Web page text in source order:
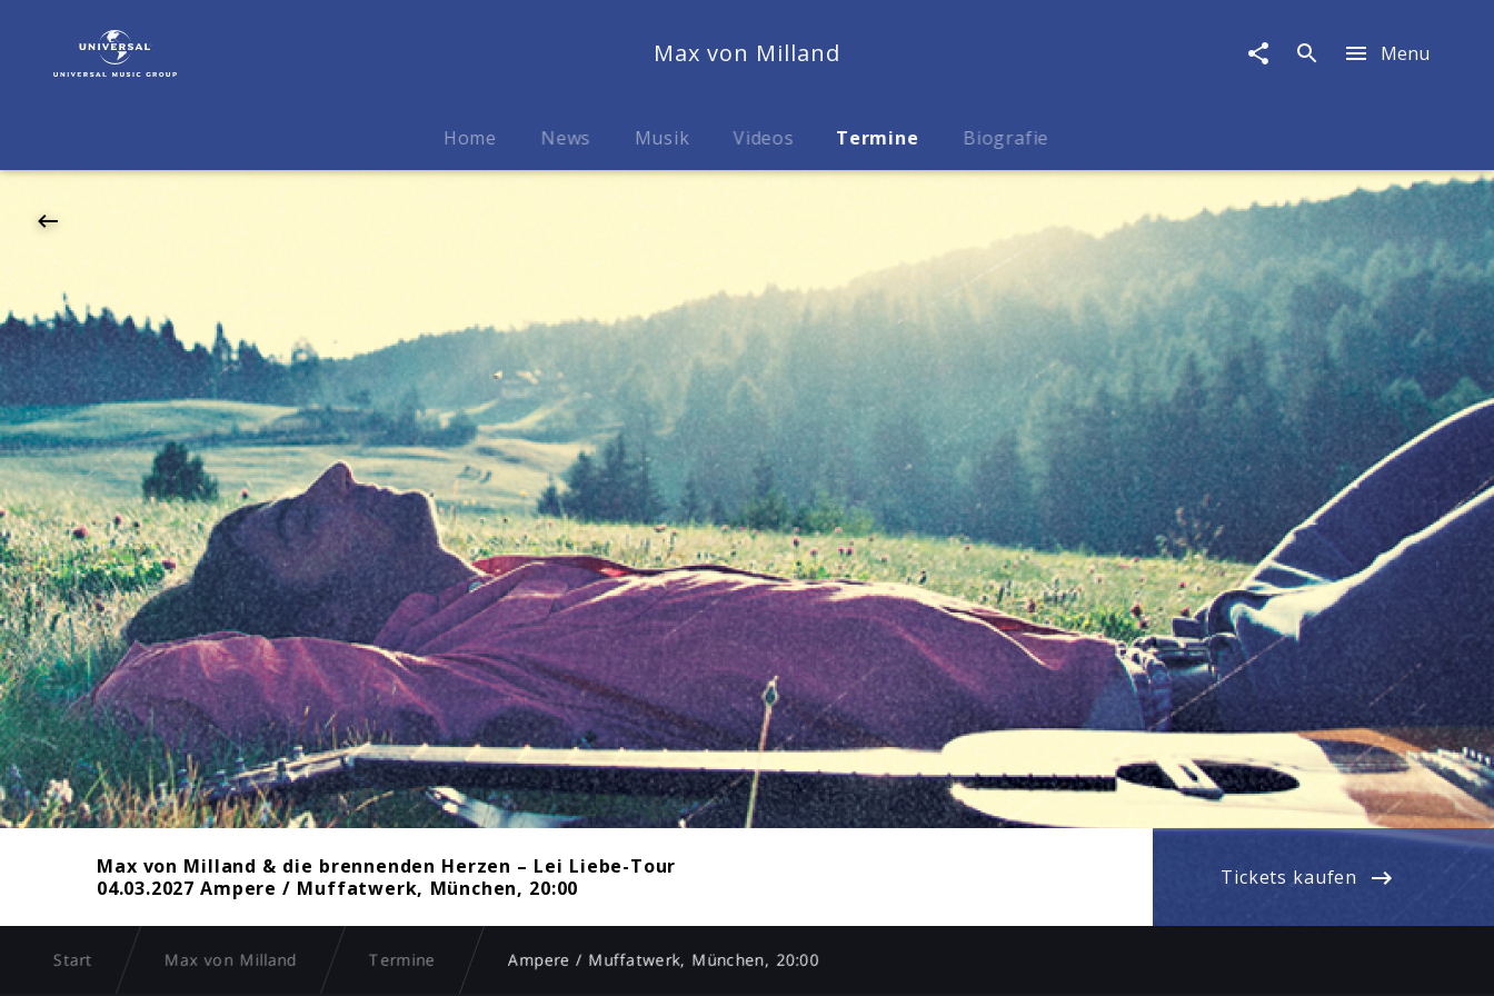
Milland
/
München,
Max von Milland Menu
Home News Musik Videos Termine Biografie
Max von Milland & die brennenden Herzen – Lei Liebe-Tour
04.03.2027 Ampere / Muffatwerk, München, 20:00
Tickets kaufen
Start Max von Milland Termine Ampere / Muffatwerk, München, 20:00